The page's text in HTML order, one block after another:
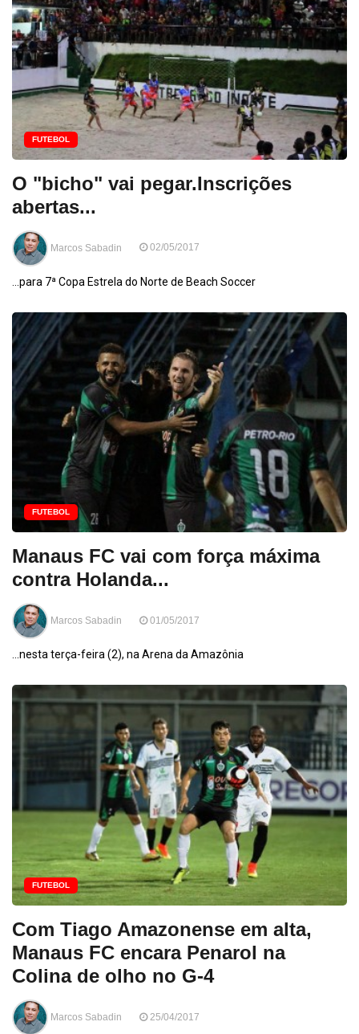
FUTEBOL
O "bicho" vai pegar.Inscrições
abertas...
Marcos Sabadin 02/05/2017
...para 7ª Copa Estrela do Norte de Beach Soccer
FUTEBOL
Manaus FC vai com força máxima
contra Holanda...
Marcos Sabadin 01/05/2017
...nesta terça-feira (2), na Arena da Amazônia
FUTEBOL
Com Tiago Amazonense em alta,
Manaus FC encara Penarol na
Colina de olho no G-4
Marcos Sabadin 25/04/2017